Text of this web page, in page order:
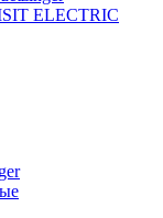
ELECTRIC